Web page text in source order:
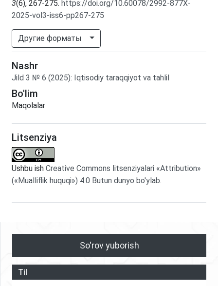
3(6), 267-275. https://doi.org/10.60078/2992-877X-
2025-vol3-iss6-pp267-275
Другие форматы
Nashr
Jild 3 № 6 (2025): Iqtisodiy taraqqiyot va tahlil
Bo'lim
Maqolalar
Litsenziya
Ushbu ish Creative Commons litsenziyalari «Attribution»
(«Mualliflik huquqi») 4.0 Butun dunyo bo'ylab.
So'rov yuborish
Til